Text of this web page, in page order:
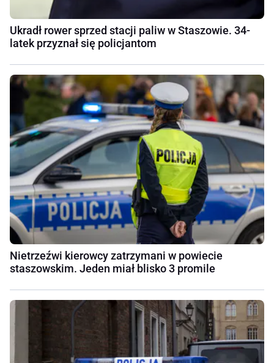
Ukradł rower sprzed stacji paliw w Staszowie. 34-
latek przyznał się policjantom
Nietrzeźwi kierowcy zatrzymani w powiecie
staszowskim. Jeden miał blisko 3 promile